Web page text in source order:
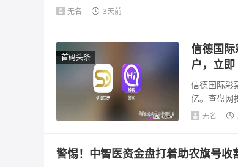
无名 3天前
首码头条
信德国
户，立即
信德国际彩
亿。查盘网
可疑，法律
无名
警惕！中智医资金盘打着助农旗号